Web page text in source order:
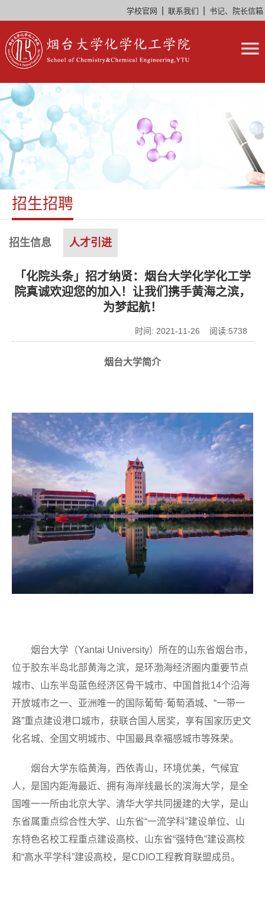
学校官网 联系我们 书记、院长信箱
招生招聘
招生信息 人才引进
「化院头条」招才纳贤：烟台大学化学化工学
院真诚欢迎您的加入！让我们携手黄海之滨，
为梦起航！​
时间: 2021-11-26 阅读:5738
烟台大学简介
烟台大学（Yantai University）所在的山东省烟台市，
位于胶东半岛北部黄海之滨，是环渤海经济圈内重要节点
城市、山东半岛蓝色经济区骨干城市、中国首批14个沿海
开放城市之一、亚洲唯一的国际葡萄·葡萄酒城、“一带一
路”重点建设港口城市，获联合国人居奖，享有国家历史文
化名城、全国文明城市、中国最具幸福感城市等殊荣。
烟台大学东临黄海，西依青山，环境优美，气候宜
人，是国内距海最近、拥有海岸线最长的滨海大学，是全
国唯一一所由北京大学、清华大学共同援建的大学，是山
东省属重点综合性大学、山东省“一流学科”建设单位、山
东特色名校工程重点建设高校、山东省“强特色”建设高校
和“高水平学科”建设高校，是CDIO工程教育联盟成员。